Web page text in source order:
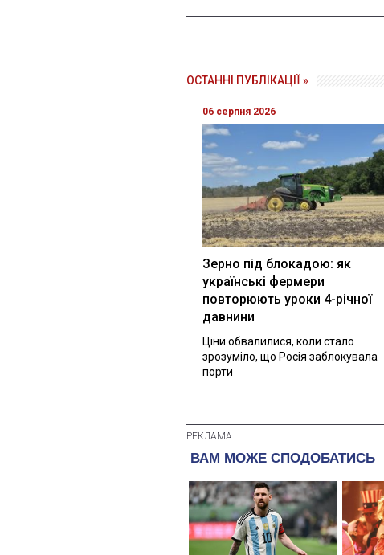
ОСТАННІ ПУБЛІКАЦІЇ »
06 серпня 2026
Зерно під блокадою: як
українські фермери
повторюють уроки 4-річної
давнини
Ціни обвалилися, коли стало
зрозуміло, що Росія заблокувала
порти